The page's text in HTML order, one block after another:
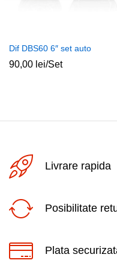
Dif DBS60 6″ set auto
90,00 lei/Set
Livrare rapida
Posibilitate
Plata